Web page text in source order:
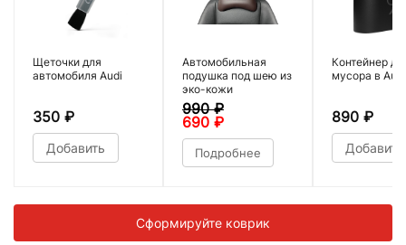
Щеточки для
автомобиля Audi
350 ₽
Добавить
Автомобильная
подушка под шею из
эко-кожи
990₽
690 ₽
Подробнее
Контейнер
мусора в Audi
890 ₽
Добавить
Сформируйте коврик